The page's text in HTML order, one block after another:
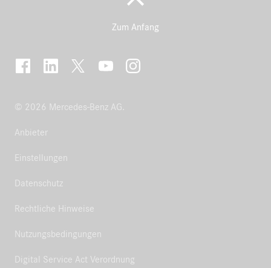
Zum Anfang
© 2026 Mercedes-Benz AG.
Anbieter
Einstellungen
Datenschutz
Rechtliche Hinweise
Nutzungsbedingungen
Digital Service Act Verordnung